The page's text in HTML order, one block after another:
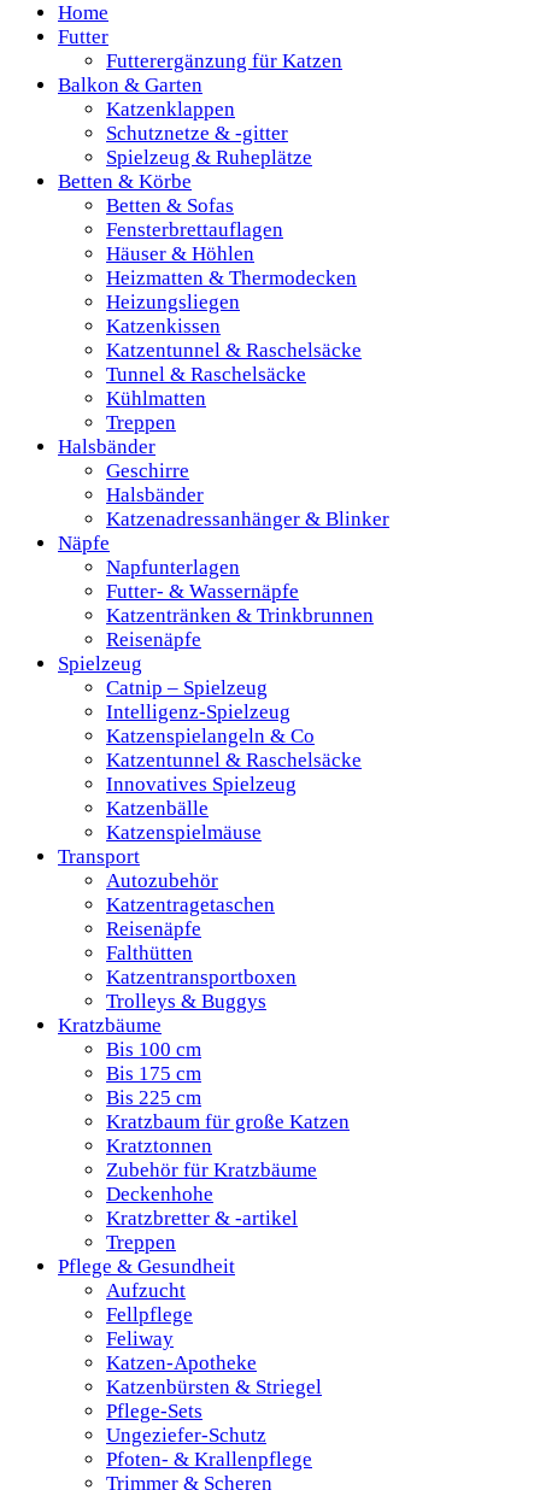
Home
Futter
Futterergänzung für Katzen
Balkon & Garten
Katzenklappen
Schutznetze & -gitter
Spielzeug & Ruheplätze
Betten & Körbe
Betten & Sofas
Fensterbrettauflagen
Häuser & Höhlen
Heizmatten & Thermodecken
Heizungsliegen
Katzenkissen
Katzentunnel & Raschelsäcke
Tunnel & Raschelsäcke
Kühlmatten
Treppen
Halsbänder
Geschirre
Halsbänder
Katzenadressanhänger & Blinker
Näpfe
Napfunterlagen
Futter- & Wassernäpfe
Katzentränken & Trinkbrunnen
Reisenäpfe
Spielzeug
Catnip – Spielzeug
Intelligenz-Spielzeug
Katzenspielangeln & Co
Katzentunnel & Raschelsäcke
Innovatives Spielzeug
Katzenbälle
Katzenspielmäuse
Transport
Autozubehör
Katzentragetaschen
Reisenäpfe
Falthütten
Katzentransportboxen
Trolleys & Buggys
Kratzbäume
Bis 100 cm
Bis 175 cm
Bis 225 cm
Kratzbaum für große Katzen
Kratztonnen
Zubehör für Kratzbäume
Deckenhohe
Kratzbretter & -artikel
Treppen
Pflege & Gesundheit
Aufzucht
Fellpflege
Feliway
Katzen-Apotheke
Katzenbürsten & Striegel
Pflege-Sets
Ungeziefer-Schutz
Pfoten- & Krallenpflege
Trimmer & Scheren